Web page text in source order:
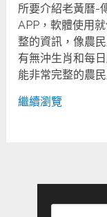
所要介紹老黃曆-
APP，軟體使用
整的資訊，像農
有無沖生肖和每
能非常完整的農
繼續瀏覽